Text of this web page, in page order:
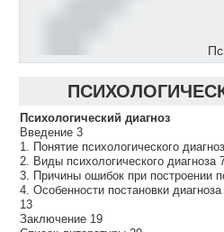
Психологический диагноз
Введение 3
1. Понятие психологического
2. Виды психологического диагноза
3. Причины ошибок при построении
4. Особенности постановки
13
Заключение 19